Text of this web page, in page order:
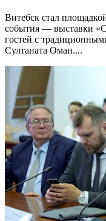
Витебск стал
события — выставки
гостей с
Султаната Оман....